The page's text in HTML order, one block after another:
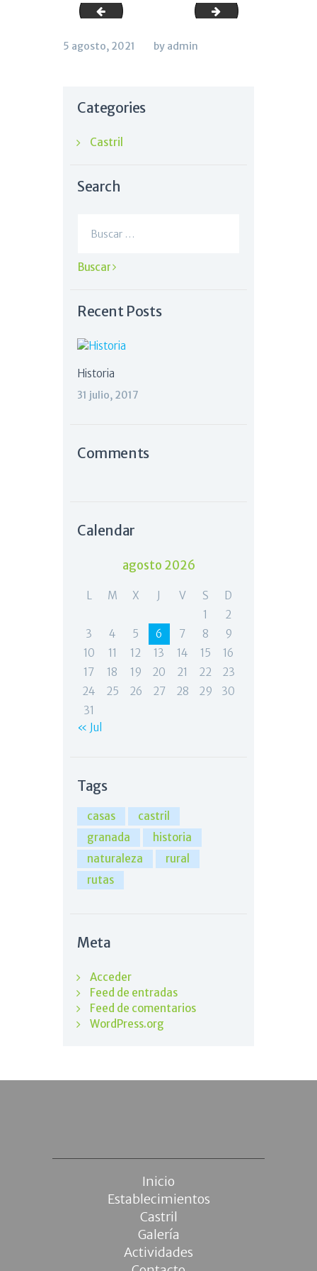
CORTIJO-DEL-CASTO-act-1 Dónde-
5 agosto, 2021 by admin
Categories
Castril
Search
Recent Posts
Historia
31 julio, 2017
Comments
Calendar
agosto 2026
L M X V S
D
1
2
3
4 5 6 7 8
9
10
11 12 13 14 15
16
17
18 19 20 21 22
23
24
25 26 27 28 29
30
31
« Jul
Tags
casas
castril
granada
historia
naturaleza
rural
rutas
Meta
Acceder
Feed de entradas
Feed de comentarios
WordPress.org
Inicio
Establecimientos
Castril
Galería
Actividades